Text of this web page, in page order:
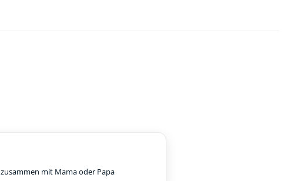
zusammen mit Mama oder Papa